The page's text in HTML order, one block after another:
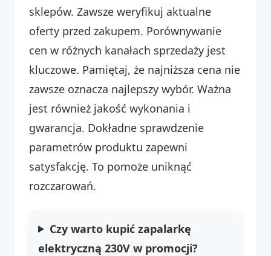
sklepów. Zawsze weryfikuj aktualne
oferty przed zakupem. Porównywanie
cen w różnych kanałach sprzedaży jest
kluczowe. Pamiętaj, że najniższa cena nie
zawsze oznacza najlepszy wybór. Ważna
jest również jakość wykonania i
gwarancja. Dokładne sprawdzenie
parametrów produktu zapewni
satysfakcję. To pomoże uniknąć
rozczarowań.
Czy warto kupić zapalarkę
elektryczną 230V w promocji?